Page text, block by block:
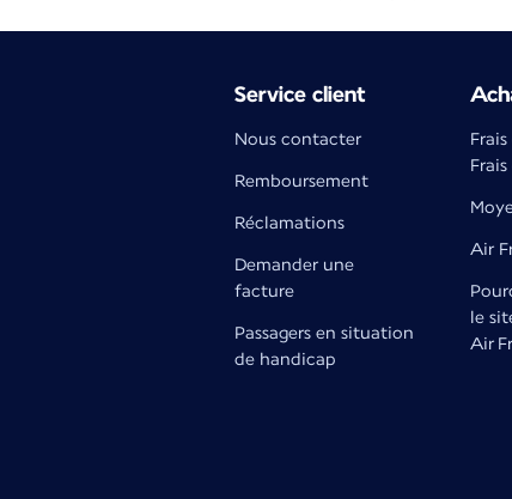
Service client
Nous contacter
Remboursement
Réclamations
Demander une
facture
Passagers en situation
de handicap
Air
le
Air